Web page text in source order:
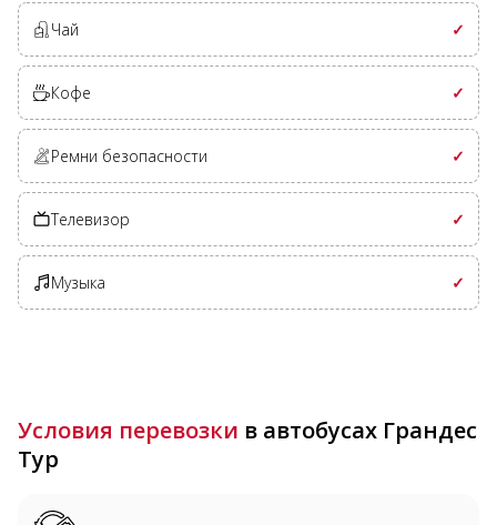
Чай ✓
Кофе ✓
Ремни безопасности ✓
Телевизор ✓
Музыка ✓
Условия перевозки в автобусах Грандес
Тур